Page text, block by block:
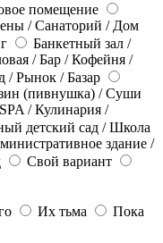
помещение
/ Санаторий / Дом
Банкетный зал /
/ Бар / Кофейня /
/ Рынок / Базар
(пивнушка) / Суши
/ Кулинария /
детский сад / Школа
здание /
Свой вариант
Их тьма
Пока